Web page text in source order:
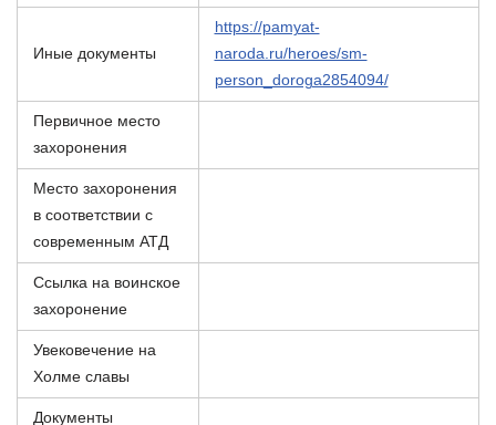
Иные документы
https://pamyat-
naroda.ru/heroes/sm-
person_doroga2854094/
Первичное место
захоронения
Место захоронения
в соответствии с
современным АТД
Ссылка на воинское
захоронение
Увековечение на
Холме славы
Документы